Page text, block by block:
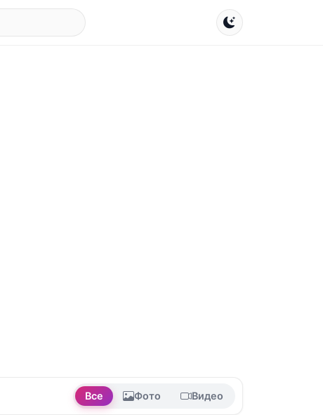
Все Фото Видео